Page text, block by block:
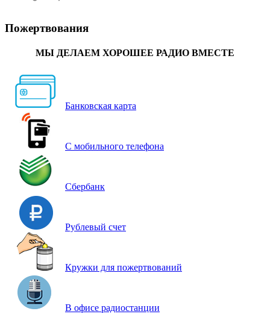
Пожертвования
МЫ ДЕЛАЕМ ХОРОШЕЕ РАДИО ВМЕСТЕ
Банковская карта
С мобильного телефона
Сбербанк
Рублевый счет
Кружки для пожертвований
В офисе радиостанции